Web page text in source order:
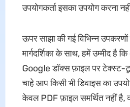
उपयोगकर्ता इसका उपयोग करना
ऊपर साझा की गई विभिन्न
मार्गदर्शिका के साथ, हमें उम्मीद है
Google डॉक्स फ़ाइल पर
चाहे आप किसी भी डिवाइस का
केवल PDF फ़ाइल समर्थित नहीं है,